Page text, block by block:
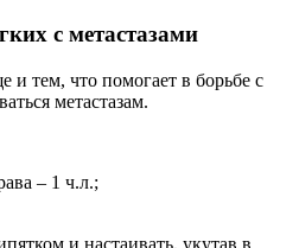
с метастазами
и тем, что помогает в борьбе с
метастазам.
– 1 ч.л.;
и настаивать, укутав в